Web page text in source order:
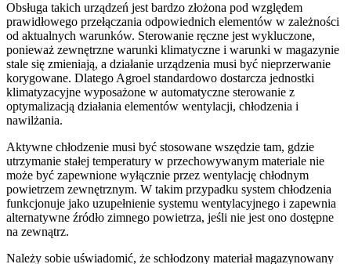
Obsługa takich urządzeń jest bardzo złożona pod względem
prawidłowego przełączania odpowiednich elementów w zależności
od aktualnych warunków. Sterowanie ręczne jest wykluczone,
ponieważ zewnętrzne warunki klimatyczne i warunki w magazynie
stale się zmieniają, a działanie urządzenia musi być nieprzerwanie
korygowane. Dlatego Agroel standardowo dostarcza jednostki
klimatyzacyjne wyposażone w automatyczne sterowanie z
optymalizacją działania elementów wentylacji, chłodzenia i
nawilżania.
Aktywne chłodzenie musi być stosowane wszędzie tam, gdzie
utrzymanie stałej temperatury w przechowywanym materiale nie
może być zapewnione wyłącznie przez wentylację chłodnym
powietrzem zewnętrznym. W takim przypadku system chłodzenia
funkcjonuje jako uzupełnienie systemu wentylacyjnego i zapewnia
alternatywne źródło zimnego powietrza, jeśli nie jest ono dostępne
na zewnątrz.
Należy sobie uświadomić, że schłodzony materiał magazynowany